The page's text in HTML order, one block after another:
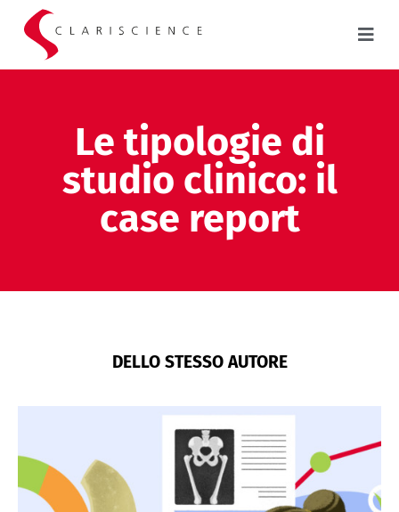
Le tipologie di
studio clinico: il
case report
DELLO STESSO AUTORE